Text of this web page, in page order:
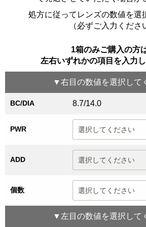
処方に従ってレンズの数値を選
（必ずご入力くださ
1箱のみご購入の方は
左右いずれかの項目を入力
▼右目 の数値を選択して
BC/DIA 8.7/14.0
PWR
ADD
個数
▼ 左目 の数値を選択して